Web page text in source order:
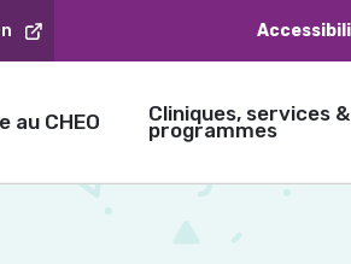
au CHEO Cliniques, services &
programmes